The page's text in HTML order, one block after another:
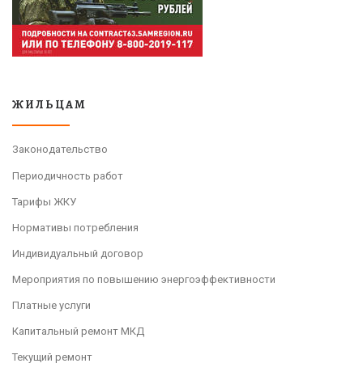
ЖИЛЬЦАМ
Законодательство
Периодичность работ
Тарифы ЖКУ
Нормативы потребления
Индивидуальный договор
Мероприятия по повышению энергоэффективности
Платные услуги
Капитальный ремонт МКД
Текущий ремонт